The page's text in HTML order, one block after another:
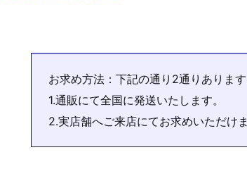
お求め方法：下記の通り2通りあります
1.通販にて全国に発送いたします。
2.実店舗へご来店にてお求めいただけま